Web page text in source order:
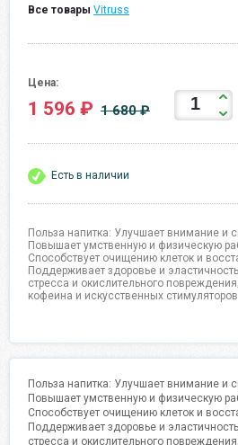
Все товары Vitruss
Цена:
1 596 ₽ 1 680 ₽
Есть в наличии
Польза напитка: Улучшает внимание и
Повышает умственную и физическую
Способствует очищению клеток и
Поддерживает здоровье и
стресса и окислительного
кофеина и искусственных стимуляторов
Польза напитка: Улучшает внимание и
Повышает умственную и физическую
Способствует очищению клеток и
Поддерживает здоровье и
стресса и окислительного